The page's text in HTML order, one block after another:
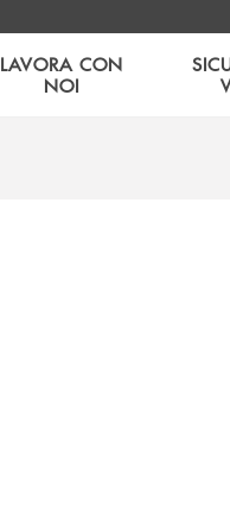
LAVORA CON
NOI